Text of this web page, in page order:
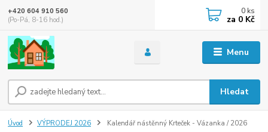
Menu
Hledat
+420 604 910 560
(Po-Pá, 8-16 hod.)
0 ks
za 0 Kč
Úvod VÝPRODEJ 2026 Kalendář nástěnný Krteček - Vázanka / 2026